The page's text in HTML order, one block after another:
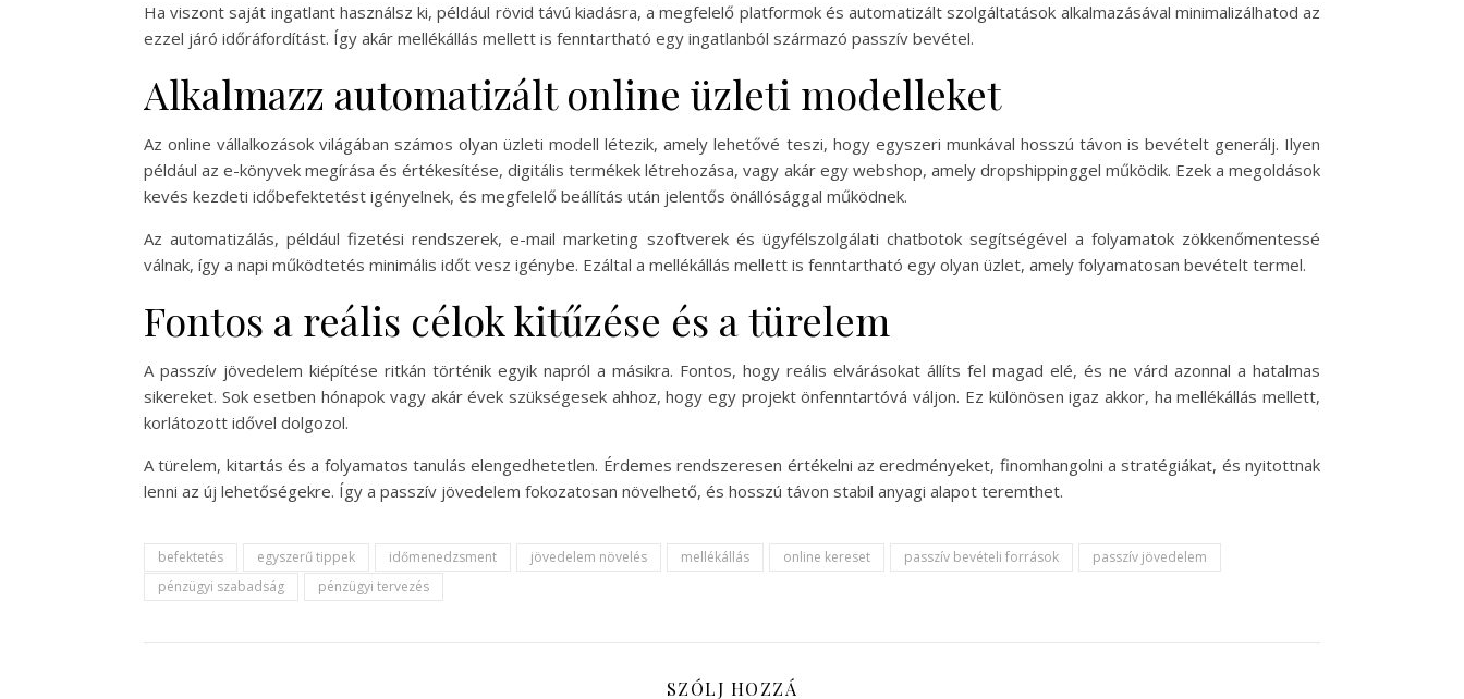
Ha viszont saját ingatlant használsz ki, például rövid távú kiadásra, a megfelelő platformok és automatizált szolgáltatások alkalmazásával minimalizálhatod az
ezzel járó időráfordítást. Így akár mellékállás mellett is fenntartható egy ingatlanból származó passzív bevétel.
Alkalmazz automatizált online üzleti modelleket
Az online vállalkozások világában számos olyan üzleti modell létezik, amely lehetővé teszi, hogy egyszeri munkával hosszú távon is bevételt generálj. Ilyen
például az e-könyvek megírása és értékesítése, digitális termékek létrehozása, vagy akár egy webshop, amely dropshippinggel működik. Ezek a megoldások
kevés kezdeti időbefektetést igényelnek, és megfelelő beállítás után jelentős önállósággal működnek.
Az automatizálás, például fizetési rendszerek, e-mail marketing szoftverek és ügyfélszolgálati chatbotok segítségével a folyamatok zökkenőmentessé
válnak, így a napi működtetés minimális időt vesz igénybe. Ezáltal a mellékállás mellett is fenntartható egy olyan üzlet, amely folyamatosan bevételt termel.
Fontos a reális célok kitűzése és a türelem
A passzív jövedelem kiépítése ritkán történik egyik napról a másikra. Fontos, hogy reális elvárásokat állíts fel magad elé, és ne várd azonnal a hatalmas
sikereket. Sok esetben hónapok vagy akár évek szükségesek ahhoz, hogy egy projekt önfenntartóvá váljon. Ez különösen igaz akkor, ha mellékállás mellett,
korlátozott idővel dolgozol.
A türelem, kitartás és a folyamatos tanulás elengedhetetlen. Érdemes rendszeresen értékelni az eredményeket, finomhangolni a stratégiákat, és nyitottnak
lenni az új lehetőségekre. Így a passzív jövedelem fokozatosan növelhető, és hosszú távon stabil anyagi alapot teremthet.
befektetés egyszerű tippek időmenedzsment jövedelem növelés mellékállás online kereset passzív bevételi források
passzív jövedelem
pénzügyi szabadság
pénzügyi tervezés
SZÓLJ HOZZÁ